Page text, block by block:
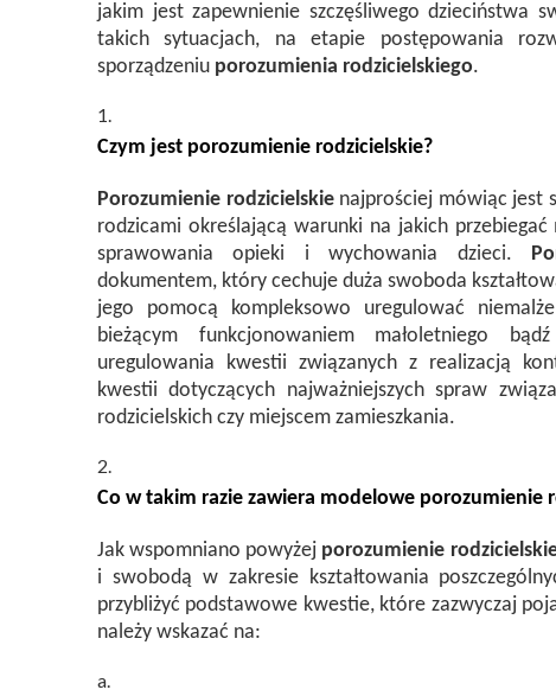
jakim jest zapewnienie szczęśliwego dzieciństwa
takich sytuacjach, na etapie postępowania
sporządzeniu porozumienia rodzicielskiego.
Czym jest porozumienie rodzicielskie?
Porozumienie rodzicielskienajprościej mówiąc jest
rodzicami określającą warunki na jakich przebiegać
sprawowania opieki i wychowania dzieci.
dokumentem, który cechuje duża swoboda
jego pomocą kompleksowo uregulować
bieżącym funkcjonowaniem małoletniego
uregulowania kwestii związanych z realizacją
kwestii dotyczących najważniejszych spraw
rodzicielskich czy miejscem zamieszkania.
Co w takim razie zawiera modelowe porozumienie
Jak wspomniano powyżej porozumienie
i swobodą w zakresie kształtowania
przybliżyć podstawowe kwestie, które zazwyczaj
należy wskazać na: